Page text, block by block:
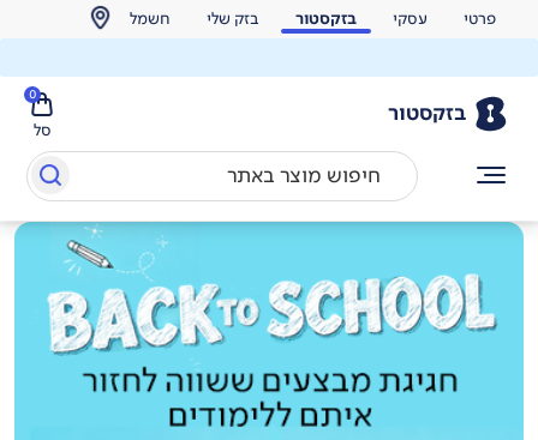
פרטי עסקי בזקסטור בזק שלי חשמל
בזקסטור
סל
0